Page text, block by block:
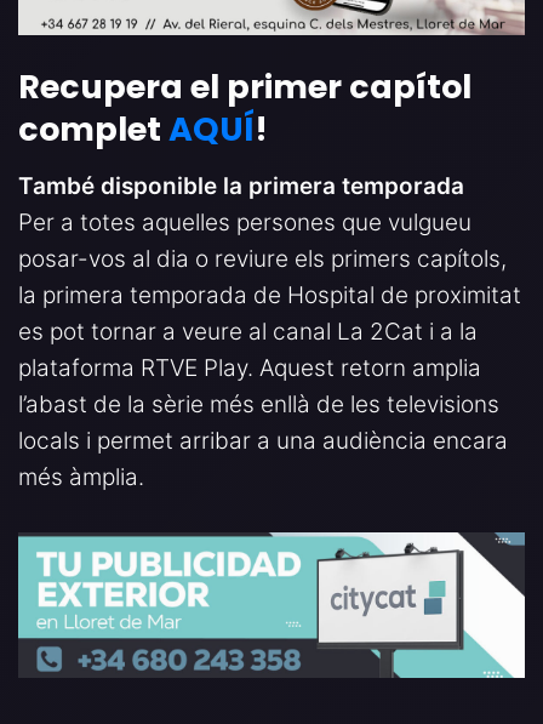
Recupera el primer capítol
completAQUÍ!
També disponible la primera temporada
Per a totes aquelles persones que vulgueu
posar-vos al dia o reviure els primers capítols,
la primera temporada de Hospital de proximitat
es pot tornar a veure al canal La 2Cat i a la
plataforma RTVE Play. Aquest retorn amplia
l’abast de la sèrie més enllà de les televisions
locals i permet arribar a una audiència encara
més àmplia.